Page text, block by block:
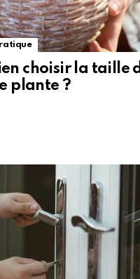
choisir la taille
plante ?